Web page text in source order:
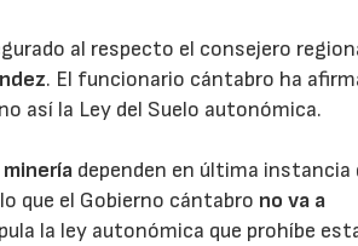
al respecto el consejero
. El funcionario cántabro ha
así la Ley del Suelo autonómica.
minería dependen en última instancia
que el Gobierno cántabro no va a
la ley autonómica que prohíbe